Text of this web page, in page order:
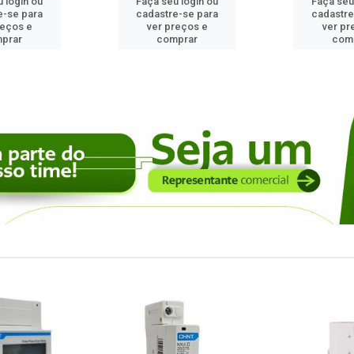
se para
e
cadastre-se para
ver preços e
comprar
ver